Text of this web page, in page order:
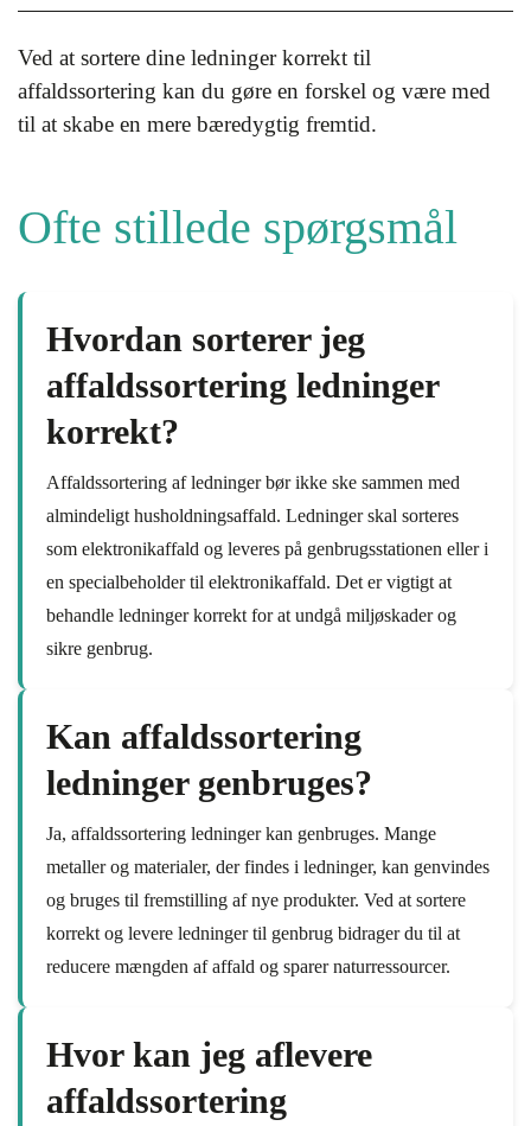
Ved at sortere dine ledninger korrekt til
affaldssortering kan du gøre en forskel og være med
til at skabe en mere bæredygtig fremtid.
Ofte stillede spørgsmål
Hvordan sorterer jeg
affaldssortering ledninger
korrekt?
Affaldssortering af ledninger bør ikke ske sammen med
almindeligt husholdningsaffald. Ledninger skal sorteres
som elektronikaffald og leveres på genbrugsstationen eller i
en specialbeholder til elektronikaffald. Det er vigtigt at
behandle ledninger korrekt for at undgå miljøskader og
sikre genbrug.
Kan affaldssortering
ledninger genbruges?
Ja, affaldssortering ledninger kan genbruges. Mange
metaller og materialer, der findes i ledninger, kan genvindes
og bruges til fremstilling af nye produkter. Ved at sortere
korrekt og levere ledninger til genbrug bidrager du til at
reducere mængden af affald og sparer naturressourcer.
Hvor kan jeg aflevere
affaldssortering